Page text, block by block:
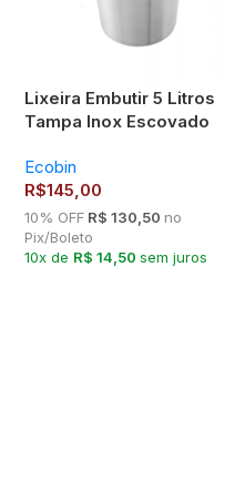
Lixeira Embutir 5 Litros
Tampa Inox Escovado
Ecobin
R$145,00
10% OFFR$ 130,50 no
Pix/Boleto
10x de R$ 14,50 sem juros